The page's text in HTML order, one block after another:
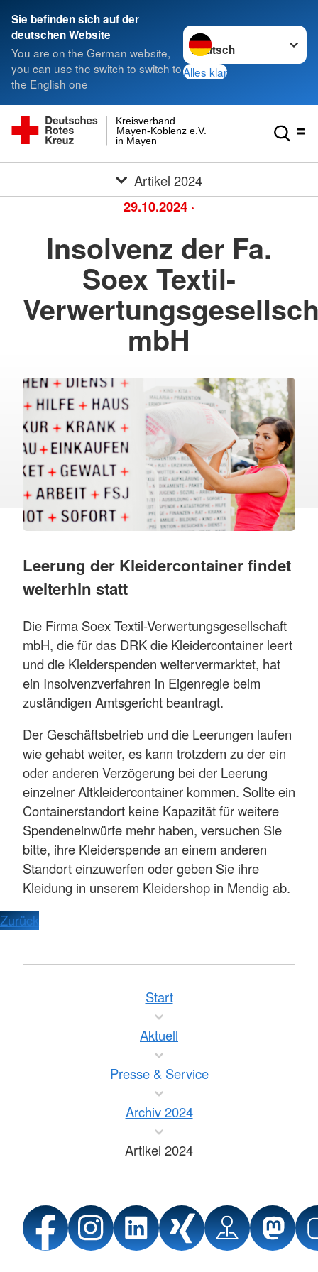
Sie befinden sich auf der
deutschen Website
You are on the German website,
you can use the switch to switch to
the English one
Sprache wechseln zu
Alles klar
in Mayen
Mayen-Koblenz e.V.
Kreisverband
Artikel 2024
29.10.2024 ·
Insolvenz der Fa.
Soex Textil-
mbH
Leerung der Kleidercontainer findet
weiterhin statt
Die Firma Soex Textil-Verwertungsgesellschaft
mbH, die für das DRK die Kleidercontainer leert
und die Kleiderspenden weitervermarktet, hat
ein Insolvenzverfahren in Eigenregie beim
zuständigen Amtsgericht beantragt.
Der Geschäftsbetrieb und die Leerungen laufen
wie gehabt weiter, es kann trotzdem zu der ein
oder anderen Verzögerung bei der Leerung
einzelner Altkleidercontainer kommen. Sollte ein
Containerstandort keine Kapazität für weitere
Spendeneinwürfe mehr haben, versuchen Sie
bitte, ihre Kleiderspende an einem anderen
Standort einzuwerfen oder geben Sie ihre
Kleidung in unserem Kleidershop in Mendig ab.
Zurück
Start
Aktuell
Presse & Service
Archiv 2024
Artikel 2024